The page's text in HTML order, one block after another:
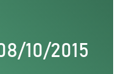
10/2015